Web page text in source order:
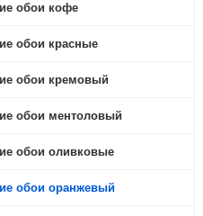
обои кофе
обои красные
обои кремовый
обои ментоловый
обои оливковые
обои оранжевый